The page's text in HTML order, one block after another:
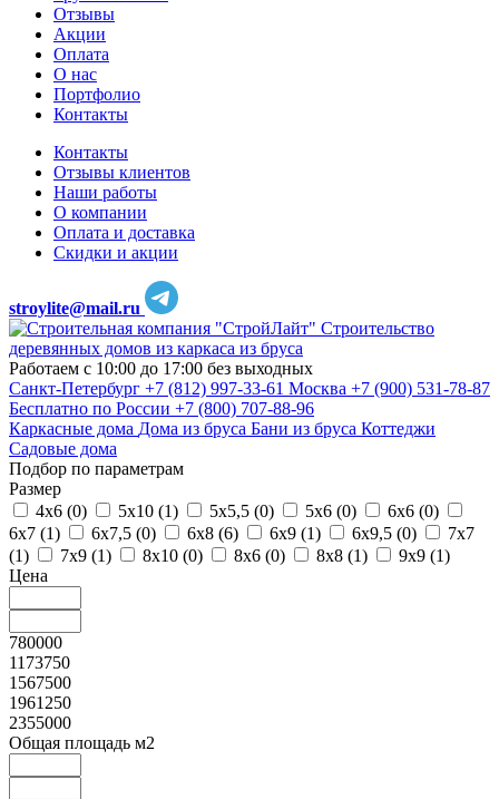
Отзывы
Акции
Оплата
О нас
Портфолио
Контакты
Контакты
Отзывы клиентов
Наши работы
О компании
Оплата и доставка
Скидки и акции
stroylite@mail.ru
Строительство
деревянных домов из каркаса из бруса
Работаем с 10:00 до 17:00 без выходных
Санкт-Петербург +7 (812) 997-33-61 Москва +7 (900) 531-78-87
Бесплатно по России +7 (800) 707-88-96
Каркасные дома Дома из бруса Бани из бруса Коттеджи
Садовые дома
Подбор по параметрам
Размер
4х6 (0) 5х10 (1) 5х5,5 (0) 5х6 (0) 6х6 (0)
6х7 (1) 6х7,5 (0) 6х8 (6) 6х9 (1) 6х9,5 (0)
7х7
(1) 7х9 (1) 8х10 (0) 8х6 (0) 8х8 (1) 9х9 (1)
Цена
780000
1173750
1567500
1961250
2355000
Общая площадь м2